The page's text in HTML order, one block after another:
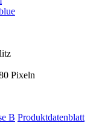
Pixeln
Produktdatenblatt